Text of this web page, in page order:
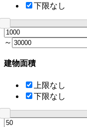
下限なし
～
建物面積
上限なし
下限なし